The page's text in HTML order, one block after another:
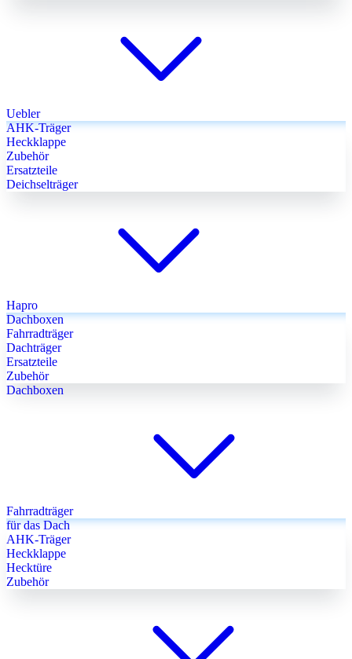
Uebler
AHK-Träger
Heckklappe
Zubehör
Ersatzteile
Deichselträger
Hapro
Dachboxen
Fahrradträger
Dachträger
Ersatzteile
Zubehör
Dachboxen
Fahrradträger
für das Dach
AHK-Träger
Heckklappe
Hecktüre
Zubehör